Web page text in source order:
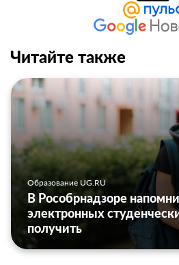
Читайте также
Образование UG.RU
В Рособрнадзоре
электронных
получить